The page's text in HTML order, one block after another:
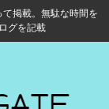
掲載。無駄な時間を
グを記載